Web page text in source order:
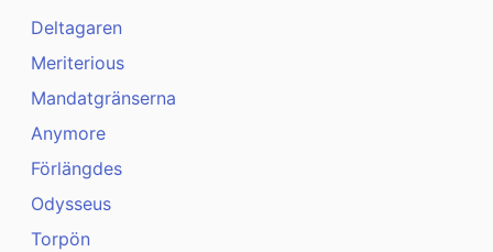
Deltagaren
Meriterious
Mandatgränserna
Anymore
Förlängdes
Odysseus
Torpön